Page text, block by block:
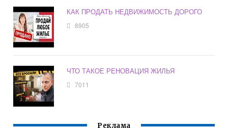
КАК ПРОДАТЬ НЕДВИЖИМОСТЬ ДОРОГО
8905
ЧТО ТАКОЕ РЕНОВАЦИЯ ЖИЛЬЯ
7011
Реклама